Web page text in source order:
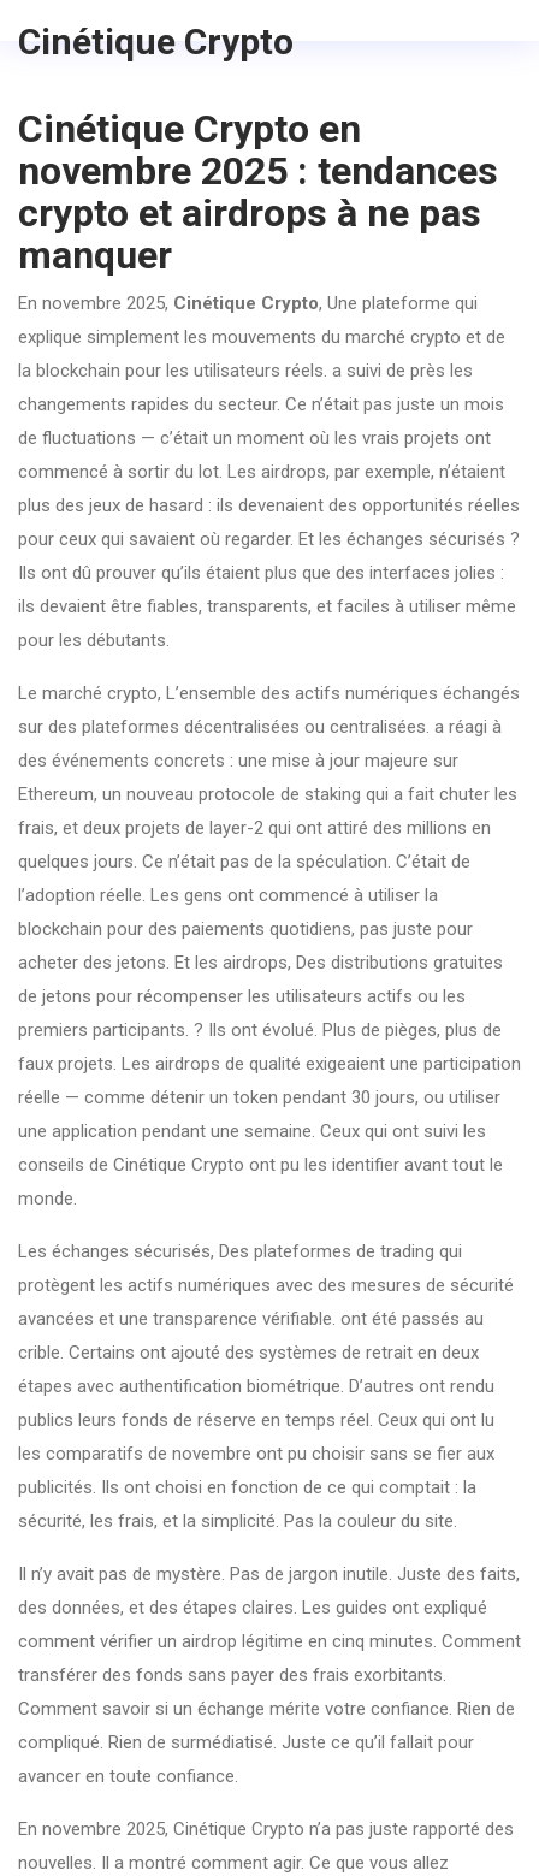
Cinétique Crypto
Cinétique Crypto en
novembre 2025 : tendances
crypto et airdrops à ne pas
manquer
En novembre 2025, Cinétique Crypto, Une plateforme qui
explique simplement les mouvements du marché crypto et de
la blockchain pour les utilisateurs réels. a suivi de près les
changements rapides du secteur. Ce n’était pas juste un mois
de fluctuations — c’était un moment où les vrais projets ont
commencé à sortir du lot. Les airdrops, par exemple, n’étaient
plus des jeux de hasard : ils devenaient des opportunités réelles
pour ceux qui savaient où regarder. Et les échanges sécurisés ?
Ils ont dû prouver qu’ils étaient plus que des interfaces jolies :
ils devaient être fiables, transparents, et faciles à utiliser même
pour les débutants.
Le marché crypto, L’ensemble des actifs numériques échangés
sur des plateformes décentralisées ou centralisées. a réagi à
des événements concrets : une mise à jour majeure sur
Ethereum, un nouveau protocole de staking qui a fait chuter les
frais, et deux projets de layer-2 qui ont attiré des millions en
quelques jours. Ce n’était pas de la spéculation. C’était de
l’adoption réelle. Les gens ont commencé à utiliser la
blockchain pour des paiements quotidiens, pas juste pour
acheter des jetons. Et les airdrops, Des distributions gratuites
de jetons pour récompenser les utilisateurs actifs ou les
premiers participants. ? Ils ont évolué. Plus de pièges, plus de
faux projets. Les airdrops de qualité exigeaient une participation
réelle — comme détenir un token pendant 30 jours, ou utiliser
une application pendant une semaine. Ceux qui ont suivi les
conseils de Cinétique Crypto ont pu les identifier avant tout le
monde.
Les échanges sécurisés, Des plateformes de trading qui
protègent les actifs numériques avec des mesures de sécurité
avancées et une transparence vérifiable. ont été passés au
crible. Certains ont ajouté des systèmes de retrait en deux
étapes avec authentification biométrique. D’autres ont rendu
publics leurs fonds de réserve en temps réel. Ceux qui ont lu
les comparatifs de novembre ont pu choisir sans se fier aux
publicités. Ils ont choisi en fonction de ce qui comptait : la
sécurité, les frais, et la simplicité. Pas la couleur du site.
Il n’y avait pas de mystère. Pas de jargon inutile. Juste des faits,
des données, et des étapes claires. Les guides ont expliqué
comment vérifier un airdrop légitime en cinq minutes. Comment
transférer des fonds sans payer des frais exorbitants.
Comment savoir si un échange mérite votre confiance. Rien de
compliqué. Rien de surmédiatisé. Juste ce qu’il fallait pour
avancer en toute confiance.
En novembre 2025, Cinétique Crypto n’a pas juste rapporté des
nouvelles. Il a montré comment agir. Ce que vous allez